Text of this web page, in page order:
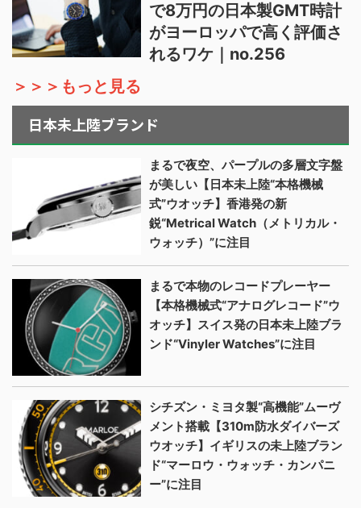
で8万円の日本製GMT時計
がヨーロッパで高く評価さ
れるワケ｜no.256
＞＞＞もっと見る
日本未上陸ブランド
まるで夜空、パープルの多層文字盤
が美しい【日本未上陸“本格機械
式”ウオッチ】香港発の新
鋭“Metrical Watch（メトリカル・
ウォッチ）”に注目
まるで本物のレコードプレーヤー
【本格機械式“アナログレコード”ウ
オッチ】スイス発の日本未上陸ブラ
ンド“Vinyler Watches”に注目
シチズン・ミヨタ製“高機能”ムーヴ
メント搭載【310m防水ダイバーズ
ウオッチ】イギリスの未上陸ブラン
ド“マーロウ・ウォッチ・カンパニ
ー”に注目